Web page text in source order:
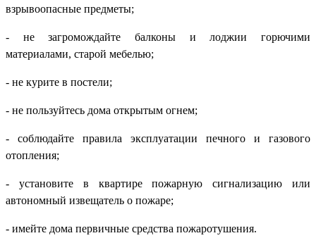
взрывоопасные предметы;
- не загромождайте балконы и лоджии горючими
материалами, старой мебелью;
- не курите в постели;
- не пользуйтесь дома открытым огнем;
- соблюдайте правила эксплуатации печного и газового
отопления;
- установите в квартире пожарную сигнализацию или
автономный извещатель о пожаре;
- имейте дома первичные средства пожаротушения.